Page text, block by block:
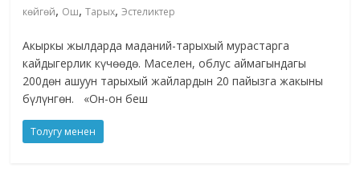
көйгөй, Ош,Тарых,Эстеликтер
Акыркы жылдарда маданий-тарыхый мурастарга
кайдыгерлик күчѳѳдѳ. Маселен, облус аймагындагы
200дѳн ашуун тарыхый жайлардын 20 пайызга жакыны
бүлүнгѳн. «Он-он беш
Толугу менен